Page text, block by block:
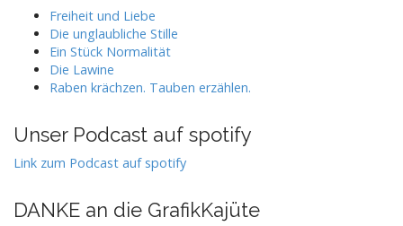
Freiheit und Liebe
Die unglaubliche Stille
Ein Stück Normalität
Die Lawine
Raben krächzen. Tauben erzählen.
Unser Podcast auf spotify
Link zum Podcast auf spotify
DANKE an die GrafikKajüte